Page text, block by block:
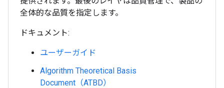
全体的な品質を指定します。
ドキュメント:
ユーザーガイド
Algorithm Theoretical Basis
Document（ATBD）